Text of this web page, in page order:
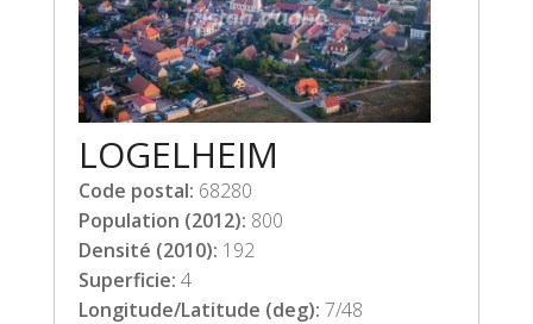
LOGELHEIM
Code postal: 68280
Population (2012): 800
Densité (2010): 192
Superficie: 4
Longitude/Latitude (deg): 7/48